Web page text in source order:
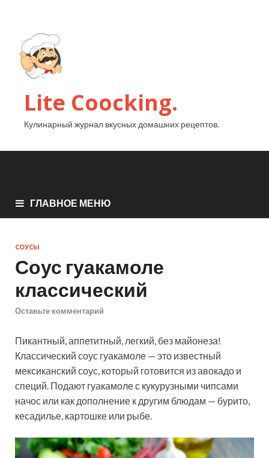
Lite Coocking.
Кулинарный журнал вкусных домашних рецептов.
ГЛАВНОЕ МЕНЮ
СОУСЫ
Соус гуакамоле
классический
Оставьте комментарий
Пикантный, аппетитный, легкий, без майонеза!
Классический соус гуакамоле — это известный
мексиканский соус, который готовится из авокадо и
специй. Подают гуакамоле с кукурузными чипсами
начос или как дополнение к другим блюдам — бурито,
кесадилье, картошке или рыбе.